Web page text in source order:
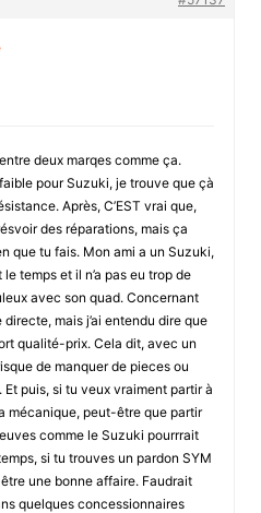
deux marqes comme ça.
pour Suzuki, je trouve que çà
Après, C’EST vrai que,
des réparations, mais ça
que tu fais. Mon ami a un Suzuki,
temps et il n’a pas eu trop de
avec son quad. Concernant
directe, mais j’ai entendu dire que
qualité-prix. Cela dit, avec un
de manquer de pieces ou
Et puis, si tu veux vraiment partir à
mécanique, peut-être que partir
comme le Suzuki pourrrait
si tu trouves un pardon SYM
une bonne affaire. Faudrait
quelques concessionnaires